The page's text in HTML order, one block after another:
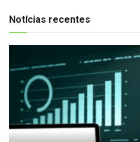
Notícias recentes